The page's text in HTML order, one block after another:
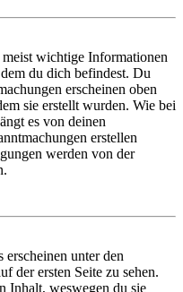
wichtige Informationen
du dich befindest. Du
erscheinen oben
sie erstellt wurden. Wie bei
es von deinen
erstellen
werden von der
unter den
der ersten Seite zu sehen.
Inhalt, weswegen du sie